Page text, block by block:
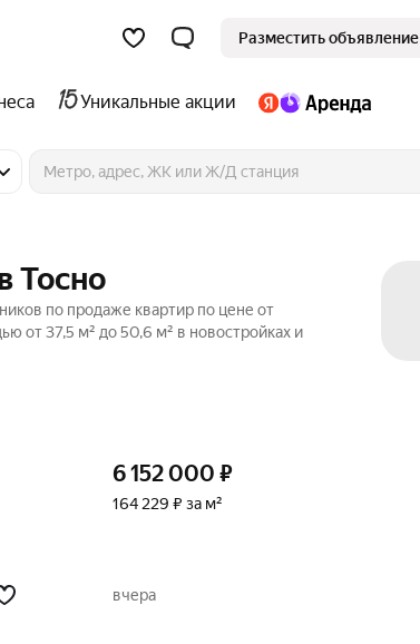
Разместить объявление
Уникальные акции
Тосно
по продаже квартир по цене от
от 37,5 м² до 50,6 м² в новостройках и
6 152 000 ₽
164 229 ₽ за м²
вчера